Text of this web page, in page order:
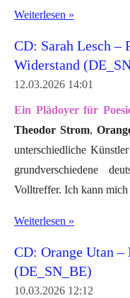
Weiterlesen »
CD: Sarah Lesch –
Widerstand
12.03.2026 14:01
Ein Plädoyer für
Theodor Strom,
unterschiedliche
grundverschiedene
Volltreffer. Ich kann mich
Weiterlesen »
CD: Orange Utan
(DE_SN_BE)
10.03.2026 12:12